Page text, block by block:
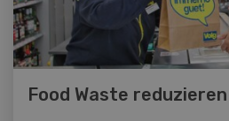
Food Waste reduzieren